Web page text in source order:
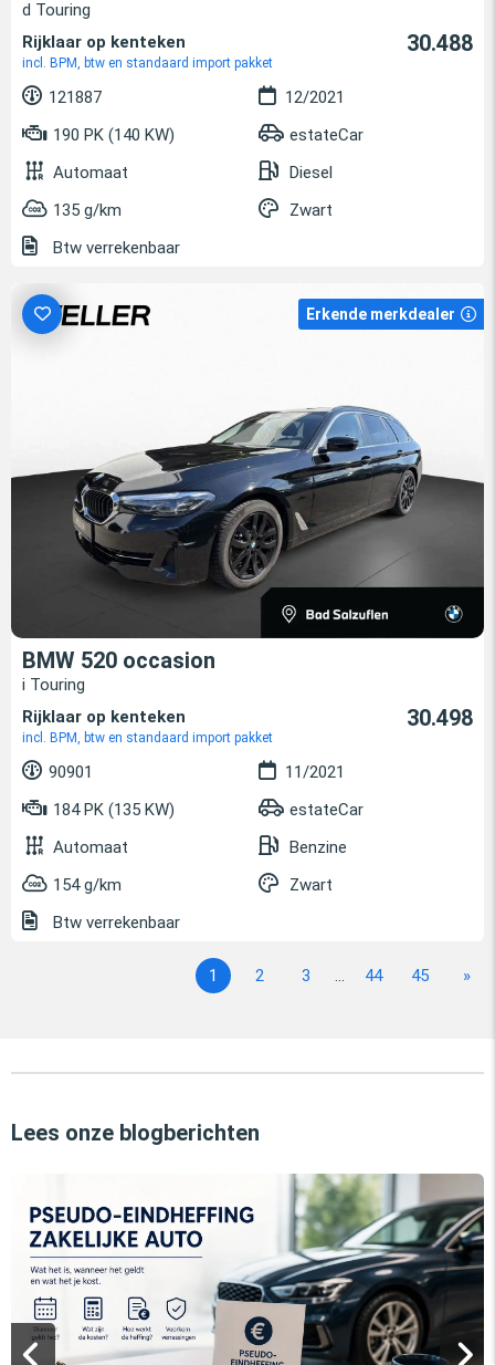
d Touring
Rijklaar op kenteken
incl. BPM, btw en standaard import pakket
30.488
121887
12/2021
190 PK (140 KW)
estateCar
Automaat
Diesel
135 g/km
Zwart
Btw verrekenbaar
Erkende merkdealer
BMW 520 occasion
i Touring
Rijklaar op kenteken
incl. BPM, btw en standaard import pakket
30.498
90901
11/2021
184 PK (135 KW)
estateCar
Automaat
Benzine
154 g/km
Zwart
Btw verrekenbaar
1 2 3 ... 44 45 »
Lees onze blogberichten